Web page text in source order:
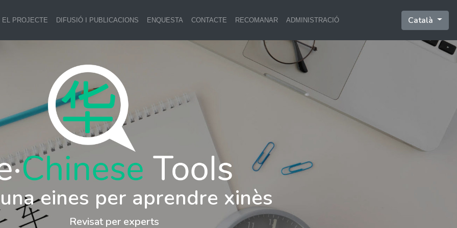
EL PROJECTE DIFUSIÓ I PUBLICACIONS ENQUESTA CONTACTE RECOMANAR ADMINISTRACIÓ Català
eines per aprendre xinès
Revisat per experts